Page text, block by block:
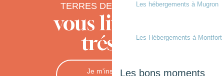
Les hébergements à Mugron
Les Hébergements à
Les bons moments
TERRES DE CHALOSSE
vous livre ses
trésors
Je m'inscris à la